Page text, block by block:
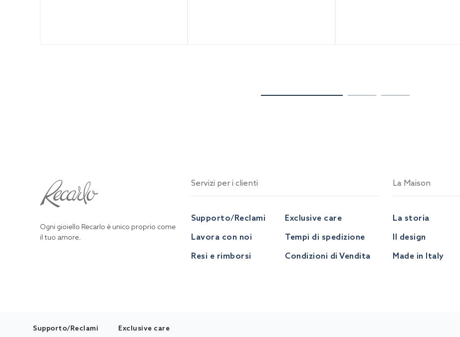
Ogni gioiello Recarlo è unico proprio come
il tuo amore.
Servizi per i clienti
Supporto/Reclami
Exclusive care
Lavora con noi
Tempi di spedizione
Resi e rimborsi
Condizioni di Vendita
La Maison
La storia
Il design
Made in Italy
Supporto/Reclami Exclusive care